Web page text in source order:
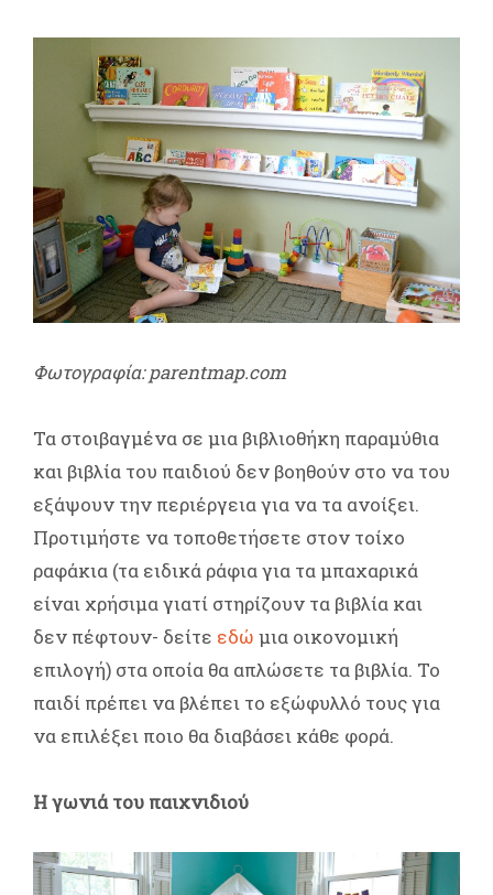
Φωτογραφία: parentmap.com
Τα στοιβαγμένα σε μια βιβλιοθήκη παραμύθια
και βιβλία του παιδιού δεν βοηθούν στο να του
εξάψουν την περιέργεια για να τα ανοίξει.
Προτιμήστε να τοποθετήσετε στον τοίχο
ραφάκια (τα ειδικά ράφια για τα μπαχαρικά
είναι χρήσιμα γιατί στηρίζουν τα βιβλία και
δεν πέφτουν- δείτε εδώ μια οικονομική
επιλογή) στα οποία θα απλώσετε τα βιβλία. Το
παιδί πρέπει να βλέπει το εξώφυλλό τους για
να επιλέξει ποιο θα διαβάσει κάθε φορά.
Η γωνιά του παιχνιδιού